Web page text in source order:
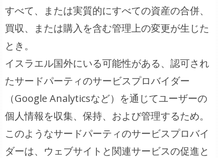
すべて、または実質的にすべての資産の合併、
買収、または購入を含む管理上の変更が生じた
とき。
イスラエル国外にいる可能性がある、認可され
たサードパーティのサービスプロバイダー
（Google Analyticsなど）を通じてユーザーの
個人情報を収集、保持、および管理するため。
このようなサードパーティのサービスプロバイ
ダーは、ウェブサイトと関連サービスの促進と